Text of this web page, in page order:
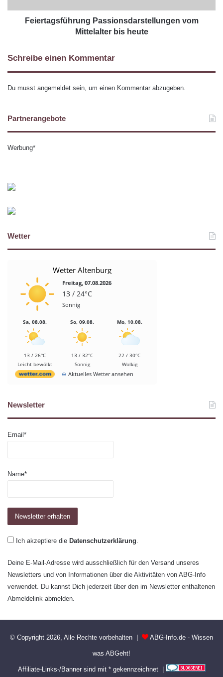
Feiertagsführung Passionsdarstellungen vom
Mittelalter bis heute
Schreibe einen Kommentar
Du musst angemeldet sein, um einen Kommentar abzugeben.
Partnerangebote
Werbung*
Wetter
Wetter Altenburg
Freitag, 07.08.2026
13 / 24°C
Sonnig
Sa, 08.08.
13 / 26°C
Leicht bewölkt
So, 09.08.
13 / 32°C
Sonnig
Mo, 10.08.
22 / 30°C
Wolkig
Aktuelles Wetter ansehen
Newsletter
Email*
Name*
Ich akzeptiere die Datenschutzerklärung
Deine E-Mail-Adresse wird ausschließlich für den Versand unseres
Newsletters und von Informationen über die Aktivitäten von ABG-Info
verwendet. Du kannst Dich jederzeit über den im Newsletter enthaltenen
Abmeldelink abmelden.
© Copyright 2026, Alle Rechte vorbehalten | ABG-Info.de - Wissen
was ABGeht!
Affiliate-Links-/Banner sind mit * gekennzeichnet |